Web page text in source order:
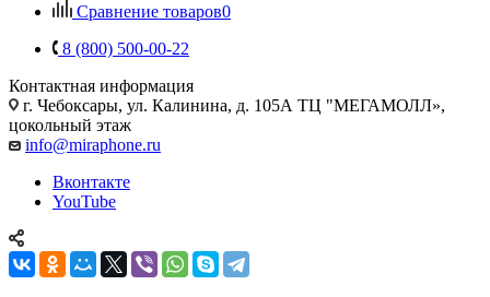
Сравнение товаров0
8 (800) 500-00-22
Контактная информация
г. Чебоксары, ул. Калинина, д. 105А ТЦ "МЕГАМОЛЛ»,
цокольный этаж
info@miraphone.ru
Вконтакте
YouTube